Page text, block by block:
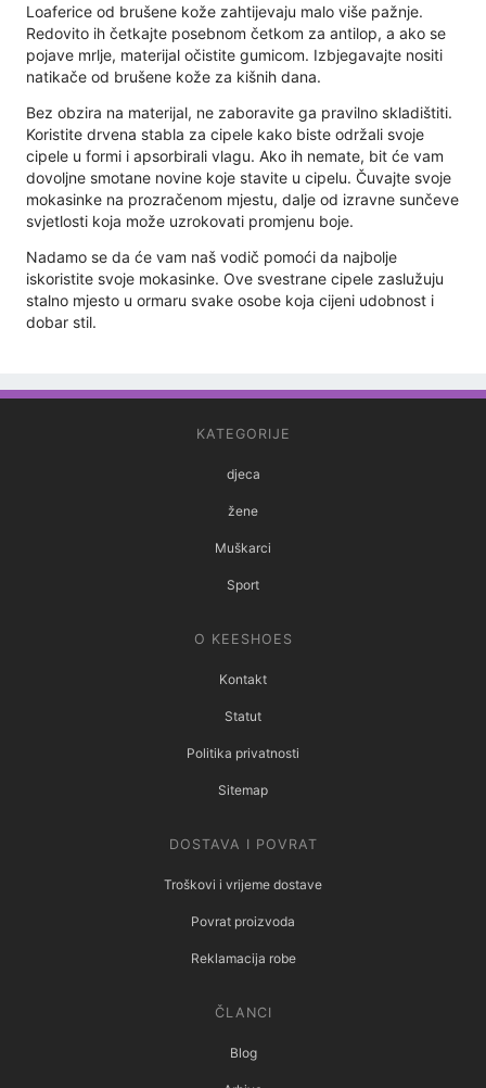
Loaferice od brušene kože zahtijevaju malo više pažnje.
Redovito ih četkajte posebnom četkom za antilop, a ako se
pojave mrlje, materijal očistite gumicom. Izbjegavajte nositi
natikače od brušene kože za kišnih dana.
Bez obzira na materijal, ne zaboravite ga pravilno skladištiti.
Koristite drvena stabla za cipele kako biste održali svoje
cipele u formi i apsorbirali vlagu. Ako ih nemate, bit će vam
dovoljne smotane novine koje stavite u cipelu. Čuvajte svoje
mokasinke na prozračenom mjestu, dalje od izravne sunčeve
svjetlosti koja može uzrokovati promjenu boje.
Nadamo se da će vam naš vodič pomoći da najbolje
iskoristite svoje mokasinke. Ove svestrane cipele zaslužuju
stalno mjesto u ormaru svake osobe koja cijeni udobnost i
dobar stil.
KATEGORIJE
djeca
žene
Muškarci
Sport
O KEESHOES
Kontakt
Statut
Politika privatnosti
Sitemap
DOSTAVA I POVRAT
Troškovi i vrijeme dostave
Povrat proizvoda
Reklamacija robe
ČLANCI
Blog